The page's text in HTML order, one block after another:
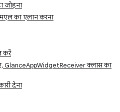
जोड़ना
का एलान करना
करें
GlanceAppWidgetReceiver क्लास का
देना